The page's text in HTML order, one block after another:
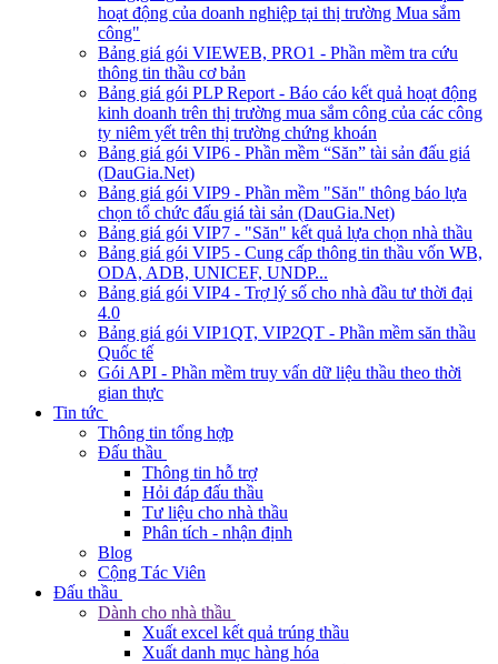
hoạt động của doanh nghiệp tại thị trường Mua sắm
công"
Bảng giá gói VIEWEB, PRO1 - Phần mềm tra cứu
thông tin thầu cơ bản
Bảng giá gói PLP Report - Báo cáo kết quả hoạt động
kinh doanh trên thị trường mua sắm công của các công
ty niêm yết trên thị trường chứng khoán
Bảng giá gói VIP6 - Phần mềm “Săn” tài sản đấu giá
(DauGia.Net)
Bảng giá gói VIP9 - Phần mềm "Săn" thông báo lựa
chọn tổ chức đấu giá tài sản (DauGia.Net)
Bảng giá gói VIP7 - "Săn" kết quả lựa chọn nhà thầu
Bảng giá gói VIP5 - Cung cấp thông tin thầu vốn WB,
ODA, ADB, UNICEF, UNDP...
Bảng giá gói VIP4 - Trợ lý số cho nhà đầu tư thời đại
4.0
Bảng giá gói VIP1QT, VIP2QT - Phần mềm săn thầu
Quốc tế
Gói API - Phần mềm truy vấn dữ liệu thầu theo thời
gian thực
Tin tức
Thông tin tổng hợp
Đấu thầu
Thông tin hỗ trợ
Hỏi đáp đấu thầu
Tư liệu cho nhà thầu
Phân tích - nhận định
Blog
Cộng Tác Viên
Đấu thầu
Dành cho nhà thầu
Xuất excel kết quả trúng thầu
Xuất danh mục hàng hóa